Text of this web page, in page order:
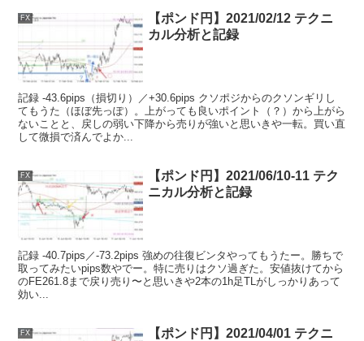
FX
【ポンド円】2021/02/12 テクニ
カル分析と記録
記録 -43.6pips（損切り）／+30.6pips クソポジからのクソンギリし
てもうた（ほぼ先っぽ）。上がっても良いポイント（？）から上がら
ないことと、戻しの弱い下降から売りが強いと思いきや一転。買い直
して微損で済んでよか...
FX
【ポンド円】2021/06/10-11 テク
ニカル分析と記録
記録 -40.7pips／-73.2pips 強めの往復ビンタやってもうたー。勝ちで
取ってみたいpips数やでー。特に売りはクソ過ぎた。安値抜けてから
のFE261.8まで戻り売り〜と思いきや2本の1h足TLがしっかりあって
効い...
FX
【ポンド円】2021/04/01 テクニ